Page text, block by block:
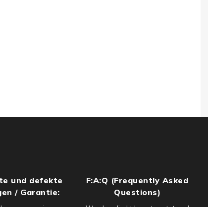
und defekte
/ Garantie:
F:A:Q (Frequently Asked
Questions)